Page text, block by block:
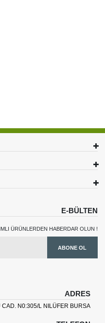
E-BÜLTEN
ÜRÜNLERDEN HABERDAR OLUN !
ABONE OL
ADRES
N0:305/L NILÜFER BURSA